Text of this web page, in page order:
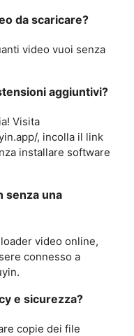
da scaricare?
video vuoi senza
aggiuntivi?
Visita
, incolla il link
installare software
senza una
video online,
connesso a
e sicurezza?
copie dei file